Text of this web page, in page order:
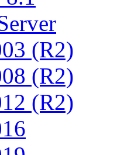
(R2)
(R2)
(R2)